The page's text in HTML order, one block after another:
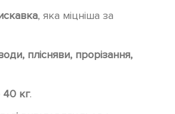
, яка міцніша за
плісняви, прорізання,
40 кг.